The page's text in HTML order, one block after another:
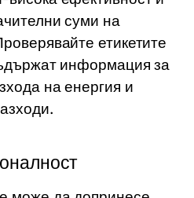
суми на
етикетите
информация за
на енергия и